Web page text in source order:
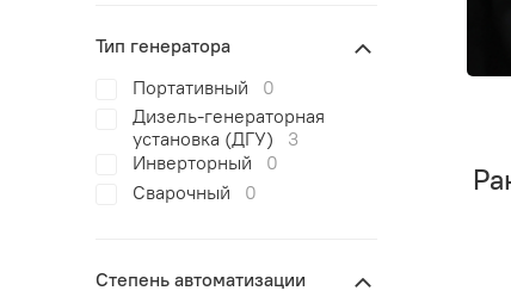
Тип генератора
Портативный
0
Дизель-генераторная
установка (ДГУ)
3
Инверторный
0
Сварочный
0
Степень автоматизации